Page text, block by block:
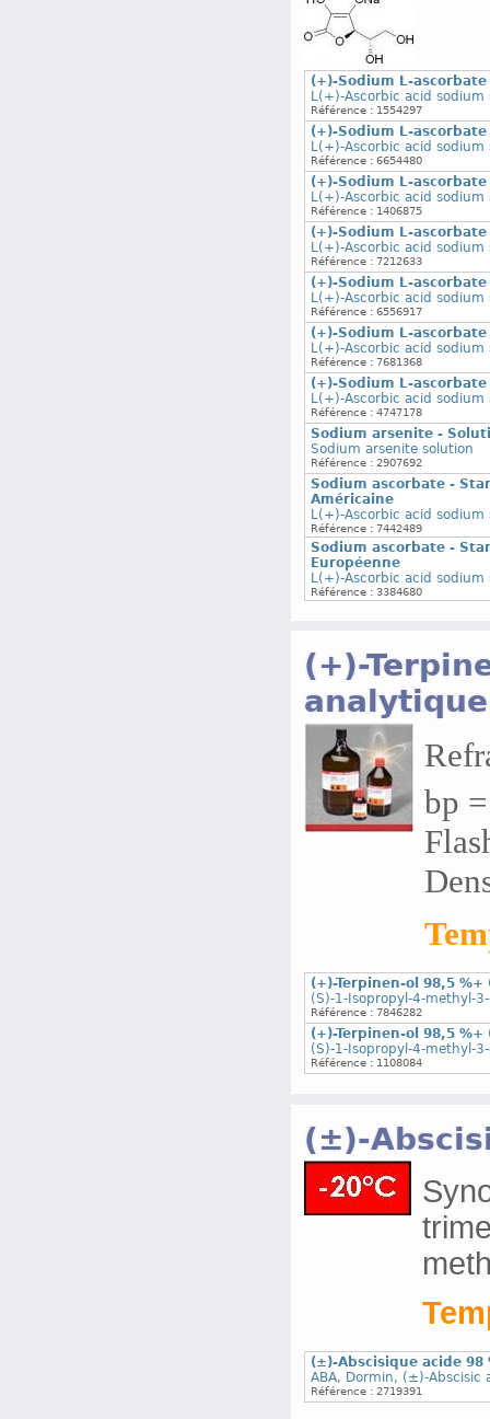
(+)-Sodium L-
L(+)-Ascorbic acid
Référence : 1554297
(+)-Sodium L-
L(+)-Ascorbic acid
Référence : 6654480
(+)-Sodium L-
L(+)-Ascorbic acid
Référence : 1406875
(+)-Sodium L-
L(+)-Ascorbic acid
Référence : 7212633
(+)-Sodium L-ascorbate
L(+)-Ascorbic acid
Référence : 6556917
(+)-Sodium L-ascorbate
L(+)-Ascorbic acid
Référence : 7681368
(+)-Sodium L-ascorbate
L(+)-Ascorbic acid
Référence : 4747178
Sodium arsenite -
Sodium arsenite solution
Référence : 2907692
Sodium ascorbate -
Américaine
L(+)-Ascorbic acid sodium
Référence : 7442489
Sodium ascorbate -
Européenne
L(+)-Ascorbic acid sodium
Référence : 3384680
(+)-
bp
(+)-Terpinen-ol 98,5
(S)-1-Isopropyl-4-methyl-
Référence : 7846282
(+)-Terpinen-ol 98,5
(S)-1-Isopropyl-4-methyl-
Référence : 1108084
(±)-
(±)-Abscisique acide 98
ABA, Dormin, (±)-
Référence : 2719391